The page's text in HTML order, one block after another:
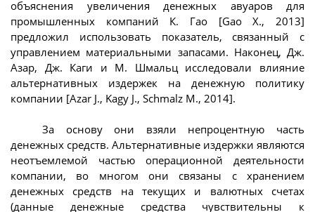
объяснения увеличения денежных авуаров для
промышленных компаний К. Гао [Gao X., 2013]
предложил использовать показатель, связанный с
управлением материальными запасами. Наконец, Дж.
Азар, Дж. Каги и М. Шмальц исследовали влияние
альтернативных издержек на денежную политику
компании [Azar J., Kagy J., Schmalz M., 2014].
За основу они взяли непроцентную часть
денежных средств. Альтернативные издержки являются
неотъемлемой частью операционной деятельности
компании, во многом они связаны с хранением
денежных средств на текущих и валютных счетах
(данные денежные средства чувствительны к